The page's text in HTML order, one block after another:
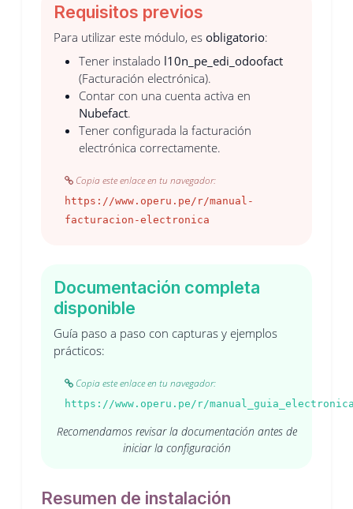
Requisitos previos
Para utilizar este módulo, es obligatorio:
Tener instalado l10n_pe_edi_odoofact
(Facturación electrónica).
Contar con una cuenta activa en
Nubefact.
Tener configurada la facturación
electrónica correctamente.
Copia este enlace en tu navegador:
https://www.operu.pe/r/manual-
facturacion-electronica
Documentación completa
disponible
Guía paso a paso con capturas y ejemplos
prácticos:
Copia este enlace en tu navegador:
https://www.operu.pe/r/
Recomendamos revisar la documentación antes de
iniciar la configuración
Resumen de instalación